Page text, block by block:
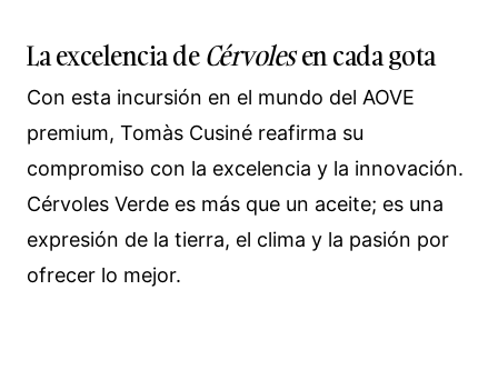
La excelencia deCérvolesen cada gota
Con esta incursión en el mundo del AOVE
premium, Tomàs Cusiné reafirma su
compromiso con la excelencia y la innovación.
Cérvoles Verde es más que un aceite; es una
expresión de la tierra, el clima y la pasión por
ofrecer lo mejor.